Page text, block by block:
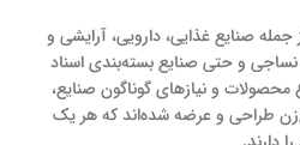
صنایع غذایی، دارویی، آرایشی و
و حتی صنایع بسته‌بندی اسناد
محصولات و نیازهای گوناگون صنایع،
طراحی و عرضه شده‌اند که هر یک